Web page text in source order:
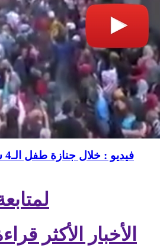
الأخبار الأكثر